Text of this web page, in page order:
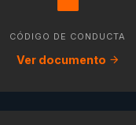
CÓDIGO DE CONDUCTA
Ver documento